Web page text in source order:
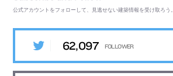
公式アカウントをフォローして、見逃せない建築情報を受け取ろう。
62,097